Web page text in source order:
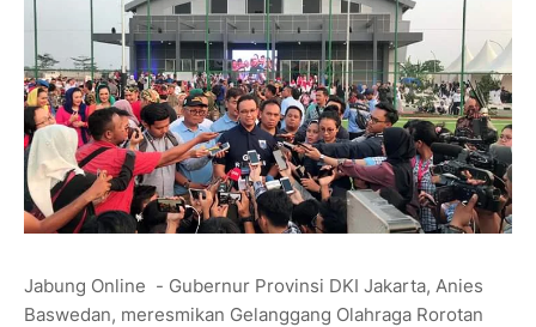
Jabung Online - Gubernur Provinsi DKI Jakarta, Anies
Baswedan, meresmikan Gelanggang Olahraga Rorotan